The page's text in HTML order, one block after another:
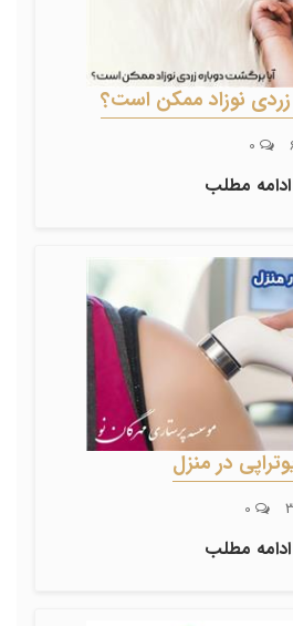
زردی نوزاد ممکن است؟
ادامه مطلب
در منزل
ادامه مطلب